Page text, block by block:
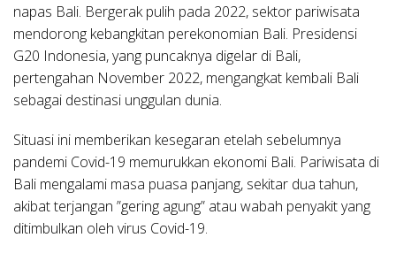
napas Bali. Bergerak pulih pada 2022, sektor pariwisata
mendorong kebangkitan perekonomian Bali. Presidensi
G20 Indonesia, yang puncaknya digelar di Bali,
pertengahan November 2022, mengangkat kembali Bali
sebagai destinasi unggulan dunia.
Situasi ini memberikan kesegaran etelah sebelumnya
pandemi Covid-19 memurukkan ekonomi Bali. Pariwisata di
Bali mengalami masa puasa panjang, sekitar dua tahun,
akibat terjangan ”gering agung” atau wabah penyakit yang
ditimbulkan oleh virus Covid-19.